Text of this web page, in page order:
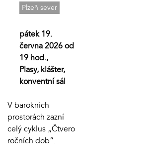
Plzeň sever
pátek 19.
června 2026 od
19 hod.,
Plasy, klášter,
konventní sál
V barokních
prostorách zazní
celý cyklus „Čtvero
ročních dob“.